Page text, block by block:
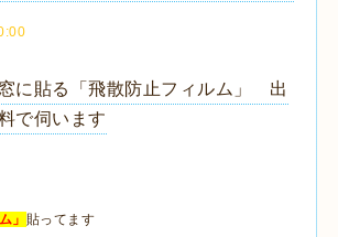
に貼る「飛散防止フィルム」 出
で伺います
」 貼ってます